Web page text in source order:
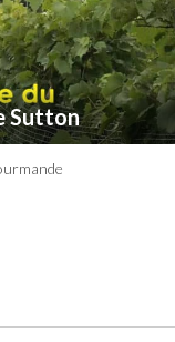
Sutton